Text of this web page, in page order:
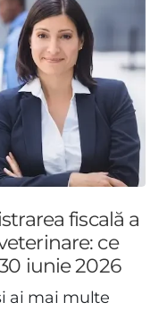
fiscală a
ce
iunie 2026
ai mai multe